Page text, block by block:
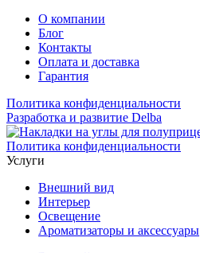
О компании
Блог
Контакты
Оплата и доставка
Гарантия
Политика конфиденциальности
Разработка и развитие Delba
Политика конфиденциальности
Услуги
Внешний вид
Интерьер
Освещение
Ароматизаторы и аксессуары